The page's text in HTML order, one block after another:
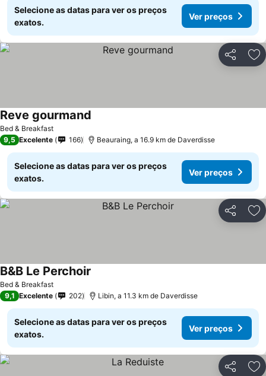
Selecione as datas para ver os preços
exatos.
Ver preços
Partilhar
Bed & Breakfast
Reve gourmand
9,5 Excelente 166 Beauraing, a 16.9 km de Daverdisse
Selecione as datas para ver os preços
exatos.
Ver preços
Partilhar
Bed & Breakfast
B&B Le Perchoir
9,1 Excelente 202 Libin, a 11.3 km de Daverdisse
Selecione as datas para ver os preços
exatos.
Ver preços
Partilhar